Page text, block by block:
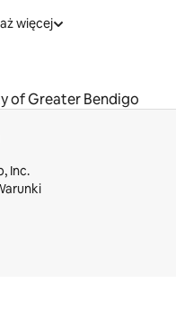
więcej
of Greater Bendigo
Inc.